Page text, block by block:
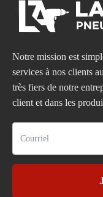
Notre mission est
services à nos clients
très fiers de notre
client et dans les